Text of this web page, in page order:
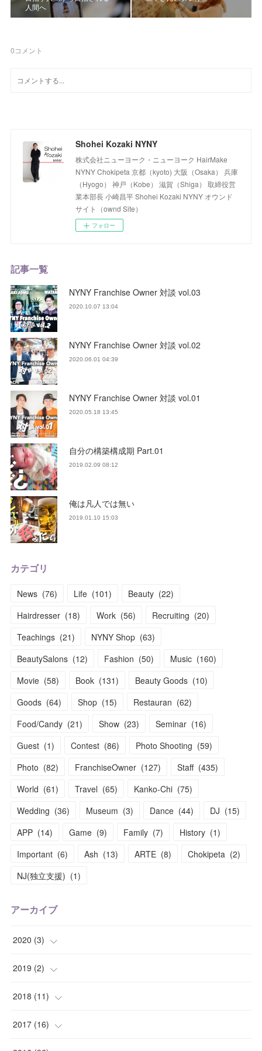
人間へ
0コメント
Shohei Kozaki NYNY
株式会社ニューヨーク・ニューヨーク HairMake
NYNY Chokipeta 京都（kyoto) 大阪（Osaka） 兵庫
（Hyogo） 神戸（Kobe） 滋賀（Shiga） 取締役営
業本部長 小崎昌平 Shohei Kozaki NYNY オウンド
サイト（ownd Site）
フォロー
記事一覧
NYNY Franchise Owner 対談 vol.03
2020.10.07 13:04
NYNY Franchise Owner 対談 vol.02
2020.06.01 04:39
NYNY Franchise Owner 対談 vol.01
2020.05.18 13:45
自分の構築構成期 Part.01
2019.02.09 08:12
俺は凡人では無い
2019.01.10 15:03
カテゴリ
News (76) Life (101) Beauty (22)
Hairdresser (18) Work (56) Recruiting (20)
Teachings (21) NYNY Shop (63)
BeautySalons (12) Fashion (50) Music (160)
Movie (58) Book (131) Beauty Goods (10)
Goods (64) Shop (15) Restauran (62)
Food/Candy (21) Show (23) Seminar (16)
Guest (1) Contest (86) Photo Shooting (59)
Photo (82) FranchiseOwner (127) Staff (435)
World (61) Travel (65) Kanko-Chi (75)
Wedding (36) Museum (3) Dance (44) DJ (15)
APP (14) Game (9) Family (7) History (1)
Important (6) Ash (13) ARTE (8) Chokipeta (2)
NJ(独立支援) (1)
アーカイブ
2020 (3)
(1
( 1)
(1)
2019 (2)
( 1)
(1)
2018 (11)
(2)
2017 (16)